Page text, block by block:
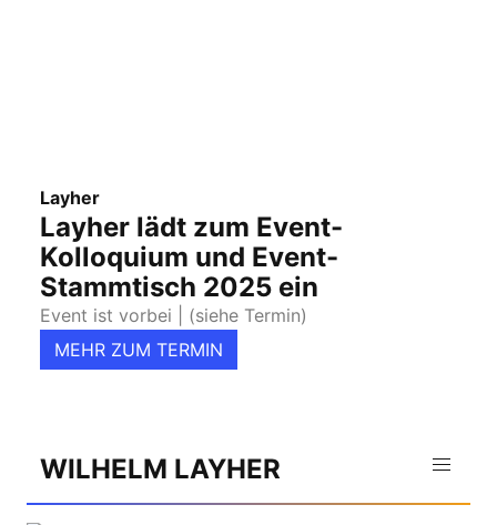
Layher
Layher lädt zum Event-
Kolloquium und Event-
Stammtisch 2025 ein
Event ist vorbei | (siehe Termin)
MEHR ZUM TERMIN
WILHELM LAYHER